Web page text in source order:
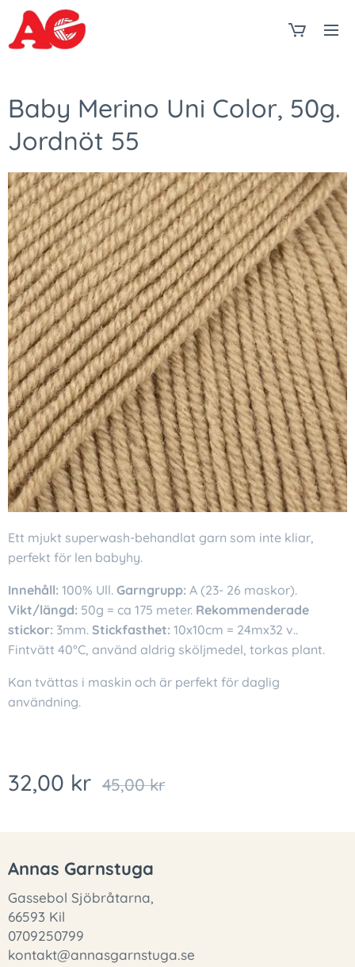
Baby Merino Uni Color, 50g.
Jordnöt 55
Ett mjukt superwash-behandlat garn som inte kliar,
perfekt för len babyhy.
Innehåll: 100% Ull. Garngrupp: A (23- 26 maskor).
Vikt/längd: 50g = ca 175 meter. Rekommenderade
stickor: 3mm. Stickfasthet: 10x10cm = 24mx32 v..
Fintvätt 40°C, använd aldrig sköljmedel, torkas plant.
Kan tvättas i maskin och är perfekt för daglig
användning.
32,00 kr 45,00kr
Annas Garnstuga
Gassebol Sjöbråtarna,
66593 Kil
0709250799
kontakt@annasgarnstuga.se